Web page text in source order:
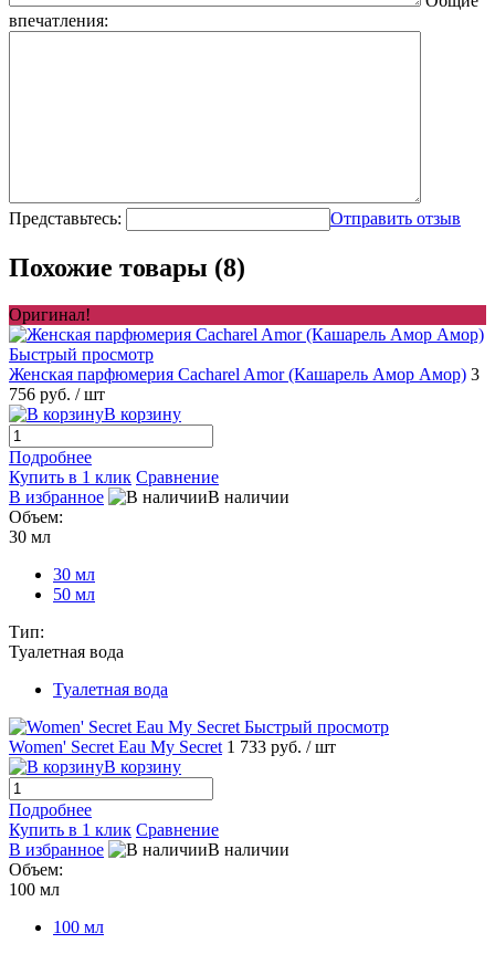
впечатления:
Представьтесь: Отправить отзыв
Похожие товары (8)
Оригинал!
Быстрый просмотр
Женская парфюмерия Cacharel Amor (Кашарель Амор Амор) 3
756 руб. / шт
В корзину
Подробнее
Купить в 1 клик Сравнение
В избранное
В наличии
Объем:
30 мл
30 мл
50 мл
Тип:
Туалетная вода
Туалетная вода
Быстрый просмотр
Women' Secret Eau My Secret 1 733 руб. / шт
В корзину
Подробнее
Купить в 1 клик Сравнение
В избранное
В наличии
Объем:
100 мл
100 мл